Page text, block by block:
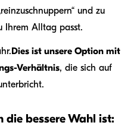
und zu
Ihrem Alltag passt.
Dies ist unsere Option mit
Verhältnis, die sich auf
die bessere Wahl ist: